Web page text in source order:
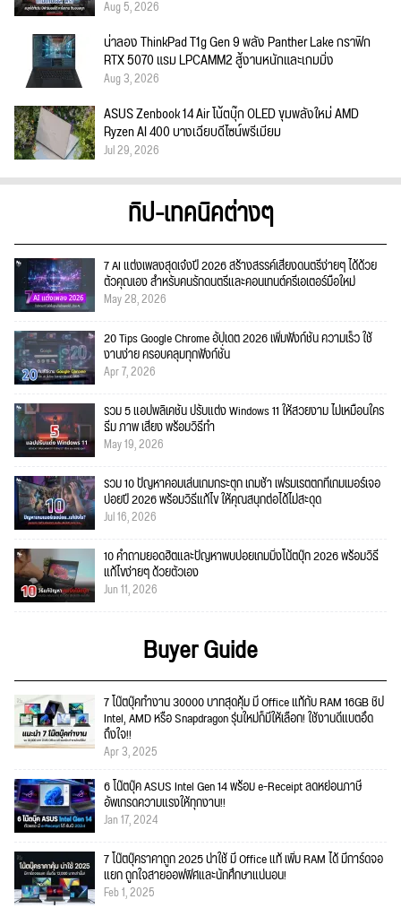
Aug 5, 2026
น่าลอง ThinkPad T1g Gen 9 พลัง Panther Lake กราฟิก
RTX 5070 แรม LPCAMM2 สู้งานหนักและเกมมิ่ง
Aug 3, 2026
ASUS Zenbook 14 Air โน้ตบุ๊ก OLED ขุมพลังใหม่ AMD
Ryzen AI 400 บางเฉียบดีไซน์พรีเมียม
Jul 29, 2026
ทิป-เทคนิคต่างๆ
7 AI แต่งเพลงสุดเจ๋งปี 2026 สร้างสรรค์เสียงดนตรีง่ายๆ ได้ด้วย
ตัวคุณเอง สำหรับคนรักดนตรีและคอนเทนต์ครีเอเตอร์มือใหม่
May 28, 2026
20 Tips Google Chrome อัปเดต 2026 เพิ่มฟังก์ชั่น ความเร็ว ใช้
งานง่าย ครอบคลุมทุกฟังก์ชั่น
Apr 7, 2026
รวม 5 แอปพลิเคชัน ปรับแต่ง Windows 11 ให้สวยงาม ไม่เหมือนใคร
ธีม ภาพ เสียง พร้อมวิธีทำ
May 19, 2026
รวม 10 ปัญหาคอมเล่นเกมกระตุก เกมช้า เฟรมเรตตกที่เกมเมอร์เจอ
บ่อยปี 2026 พร้อมวิธีแก้ไข ให้คุณสนุกต่อได้ไม่สะดุด
Jul 16, 2026
10 คำถามยอดฮิตและปัญหาพบบ่อยเกมมิ่งโน้ตบุ๊ก 2026 พร้อมวิธี
แก้ไขง่ายๆ ด้วยตัวเอง
Jun 11, 2026
Buyer Guide
7 โน๊ตบุ๊คทำงาน 30000 บาทสุดคุ้ม มี Office แท้กับ RAM 16GB ชิป
Intel, AMD หรือ Snapdragon รุ่นใหม่ก็มีให้เลือก! ใช้งานดีแบตอึด
ถึงใจ!!
Apr 3, 2025
6 โน๊ตบุ๊ค ASUS Intel Gen 14 พร้อม e-Receipt ลดหย่อนภาษี
อัพเกรดความแรงให้ทุกงาน!!
Jan 17, 2024
7 โน๊ตบุ๊คราคาถูก 2025 น่าใช้ มี Office แท้ เพิ่ม RAM ได้ มีการ์ดจอ
แยก ถูกใจสายออฟฟิศและนักศึกษาแน่นอน!
Feb 1, 2025